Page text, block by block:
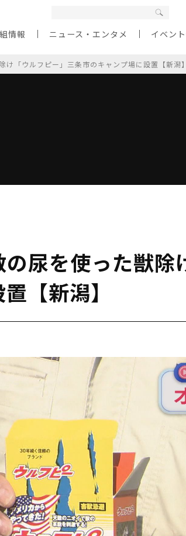
情報 ニュース・エンタメ イベン
け「ウルフピー」三条市のキャンプ場に設置【新潟】
尿を使った獣除
【新潟】